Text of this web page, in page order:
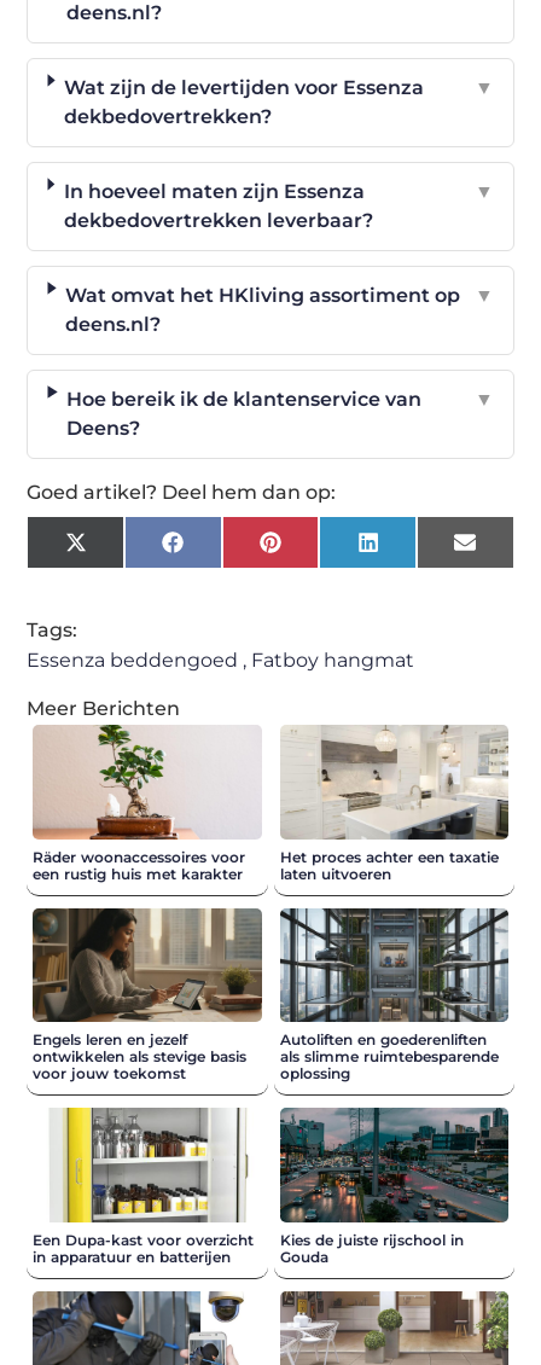
deens.nl?
Wat zijn de levertijden voor Essenza
dekbedovertrekken?
▼
In hoeveel maten zijn Essenza
dekbedovertrekken leverbaar?
▼
Wat omvat het HKliving assortiment op
deens.nl?
▼
Hoe bereik ik de klantenservice van
Deens?
▼
Goed artikel? Deel hem dan op:
X
(Twitter)
FacebookPinterestLinkedIn Email
Tags:
Essenza beddengoed , Fatboy hangmat
Meer Berichten
Räder woonaccessoires voor
een rustig huis met karakter
Het proces achter een taxatie
laten uitvoeren
Engels leren en jezelf
ontwikkelen als stevige basis
voor jouw toekomst
Autoliften en goederenliften
als slimme ruimtebesparende
oplossing
Een Dupa-kast voor overzicht
in apparatuur en batterijen
Kies de juiste rijschool in
Gouda